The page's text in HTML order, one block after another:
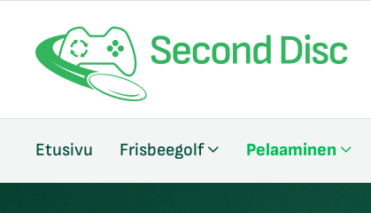
Etusivu Frisbeegolf Pelaaminen
sulje
sulje